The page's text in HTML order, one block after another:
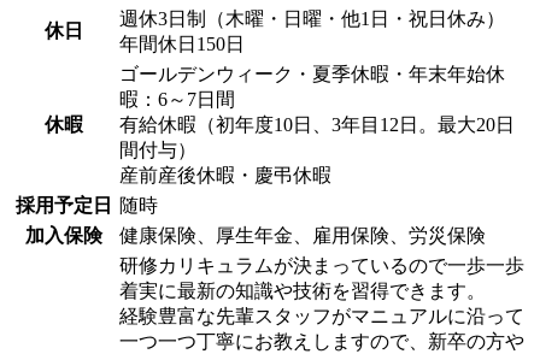
休日
週休3日制（木曜・日曜・他1日・祝日休み）
年間休日150日
休暇
ゴールデンウィーク・夏季休暇・年末年始休
暇：6～7日間
有給休暇（初年度10日、3年目12日。最大20日
間付与）
産前産後休暇・慶弔休暇
採用予定日
随時
加入保険
健康保険、厚生年金、雇用保険、労災保険
研修カリキュラムが決まっているので一歩一歩
着実に最新の知識や技術を習得できます。
経験豊富な先輩スタッフがマニュアルに沿って
一つ一つ丁寧にお教えしますので、新卒の方や